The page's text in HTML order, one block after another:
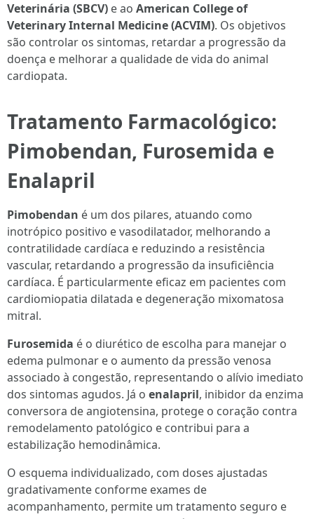
Veterinária (SBCV) e ao American College of
Veterinary Internal Medicine (ACVIM). Os objetivos
são controlar os sintomas, retardar a progressão da
doença e melhorar a qualidade de vida do animal
cardiopata.
Tratamento Farmacológico:
Pimobendan, Furosemida e
Enalapril
Pimobendan é um dos pilares, atuando como
inotrópico positivo e vasodilatador, melhorando a
contratilidade cardíaca e reduzindo a resistência
vascular, retardando a progressão da insuficiência
cardíaca. É particularmente eficaz em pacientes com
cardiomiopatia dilatada e degeneração mixomatosa
mitral.
Furosemida é o diurético de escolha para manejar o
edema pulmonar e o aumento da pressão venosa
associado à congestão, representando o alívio imediato
dos sintomas agudos. Já o enalapril, inibidor da enzima
conversora de angiotensina, protege o coração contra
remodelamento patológico e contribui para a
estabilização hemodinâmica.
O esquema individualizado, com doses ajustadas
gradativamente conforme exames de
acompanhamento, permite um tratamento seguro e